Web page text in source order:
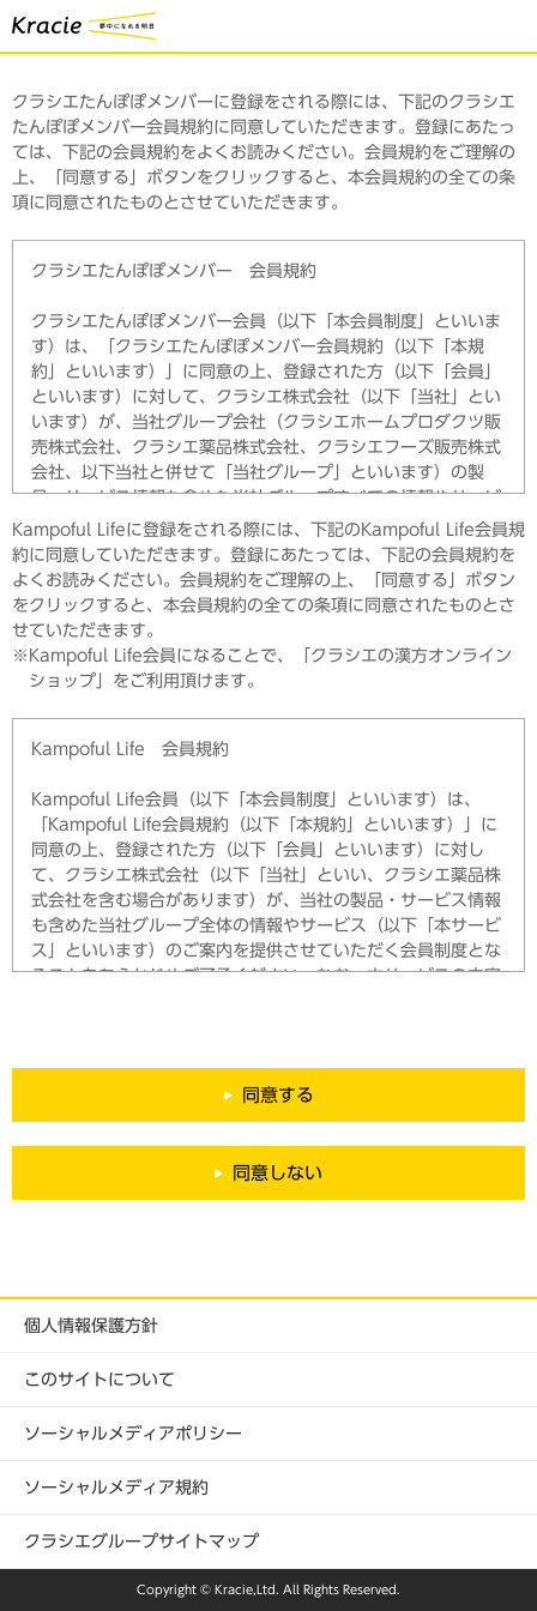
クラシエたんぽぽメンバーに登録をされる際には、下記のクラシエ
たんぽぽメンバー会員規約に同意していただきます。登録にあたっ
ては、下記の会員規約をよくお読みください。会員規約をご理解の
上、「同意する」ボタンをクリックすると、本会員規約の全ての条
項に同意されたものとさせていただきます。
クラシエたんぽぽメンバー 会員規約
クラシエたんぽぽメンバー会員（以下「本会員制度」といいま
す）は、「クラシエたんぽぽメンバー会員規約（以下「本規
約」といいます）」に同意の上、登録された方（以下「会員」
といいます）に対して、クラシエ株式会社（以下「当社」とい
います）が、当社グループ会社（クラシエホームプロダクツ販
売株式会社、クラシエ薬品株式会社、クラシエフーズ販売株式
会社、以下当社と併せて「当社グループ」といいます）の製
品・サービス情報も含めた当社グループすべての情報やサービ
ス（以下「本サービス」といいます）のご案内を提供させてい
ただく会員制度となることをあらかじめご了承ください。な
お、本サービスの内容詳細は、https://www.kracie.co.jp/m
ember/about/index.htmlをご確認ください。
ご登録いただいた会員の個人情報は、後述の利用目的の範囲内
で当社グループが利用させていただきます。取得した会員の個
護方針に則り、適正な取扱いに努めます。また、当社グループ
は、ご本人の同意を得た場合、または法令で認められている場
的の達成に必要な範囲内で個人情報の取扱いを第三者に委託す
る場合は、委託先を必要かつ適切な範囲で監督します。
第1条（規約の適用）
本会員制度は、本規約に同意の上、登録した会員のみを対象と
します。
会員は、本サービスを、本規約が適用されることを前提として
利用することができます。
変更の効力は、クラシエウェブサイト（以下「本ウェブサイ
ト」といいます）上での公開、または当社が定める方法をもっ
約の適用を受けることに合意します。変更例は以下のとおりと
なりますが、これらに限られません。
・違法または不当行為を防止するための禁止項目の追加
・違法または不当行為を防止するための権利の制限
第3条（本サービスの適用条件）
とします。
ている方を対象として適用します。
員に通知することなく、その必要な変更を行うことができるも
会員となる方が未成年者の場合、保護者のご同意が必要となり
Kampoful Lifeに登録をされる際には、下記のKampoful Life会員規
約に同意していただきます。登録にあたっては、下記の会員規約を
よくお読みください。会員規約をご理解の上、「同意する」ボタン
をクリックすると、本会員規約の全ての条項に同意されたものとさ
せていただきます。
Kampoful Life会員になることで、「クラシエの漢方オンライン
ショップ」をご利用頂けます。
Kampoful Life 会員規約
Kampoful Life会員（以下「本会員制度」といいます）は、
「Kampoful Life会員規約（以下「本規約」といいます）」に
同意の上、登録された方（以下「会員」といいます）に対し
て、クラシエ株式会社（以下「当社」といい、クラシエ薬品株
式会社を含む場合があります）が、当社の製品・サービス情報
も含めた当社グループ全体の情報やサービス（以下「本サービ
ス」といいます）のご案内を提供させていただく会員制度とな
ることをあらかじめご了承ください。なお、本サービスの内容
で当社が利用させていただきます。取得した会員の個人情報の
利用にあたっては、クラシエグループが定める個人情報保護方
同意を得た場合、または法令で認められている場合を除き、個
人情報を第三者に提供しません。ただし、利用目的の達成に必
第1条（規約の適用および変更）
本会員制度は、本規約に同意の上、登録した会員のみを対象と
当社は、本規約の内容を会員に事前に予告なく変更できるもの
ェブサイト」といいます）上または当社が定める方法で通知
認したものとみなします。
第2条（本サービスの適用条件）
同意する
同意しない
個人情報保護方針
このサイトについて
ソーシャルメディアポリシー
ソーシャルメディア規約
クラシエグループサイトマップ
Copyright © Kracie,Ltd. All Rights Reserved.